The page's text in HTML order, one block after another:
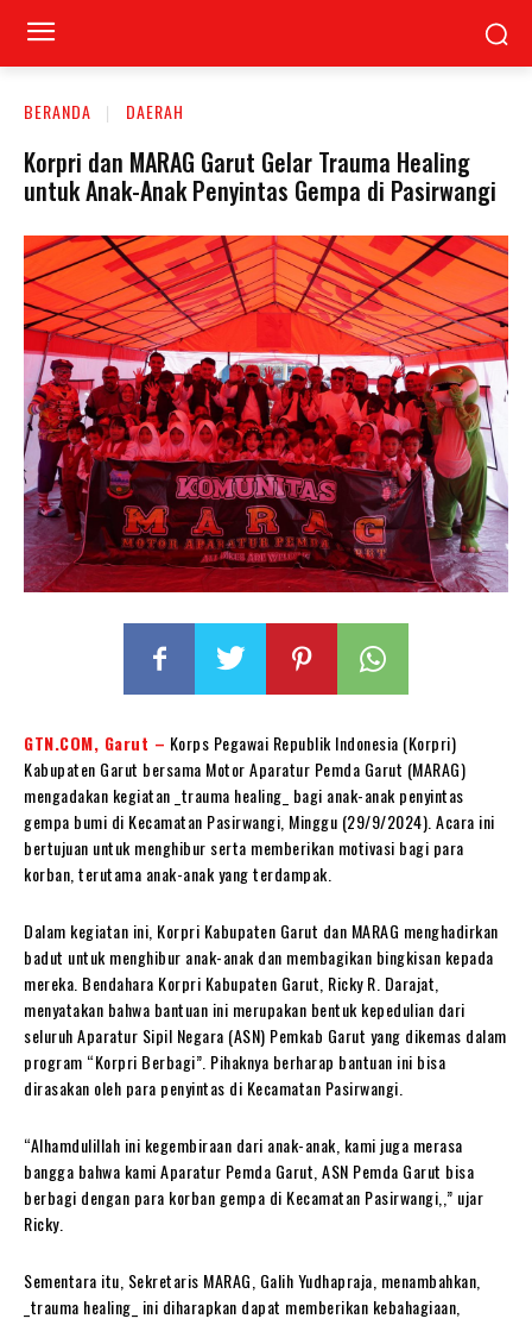
BERANDA DAERAH
Korpri dan MARAG Garut Gelar Trauma Healing
untuk Anak-Anak Penyintas Gempa di Pasirwangi
GTN.COM, Garut – Korps Pegawai Republik Indonesia (Korpri)
Kabupaten Garut bersama Motor Aparatur Pemda Garut (MARAG)
mengadakan kegiatan _trauma healing_ bagi anak-anak penyintas
gempa bumi di Kecamatan Pasirwangi, Minggu (29/9/2024). Acara ini
bertujuan untuk menghibur serta memberikan motivasi bagi para
korban, terutama anak-anak yang terdampak.
Dalam kegiatan ini, Korpri Kabupaten Garut dan MARAG menghadirkan
badut untuk menghibur anak-anak dan membagikan bingkisan kepada
mereka. Bendahara Korpri Kabupaten Garut, Ricky R. Darajat,
menyatakan bahwa bantuan ini merupakan bentuk kepedulian dari
seluruh Aparatur Sipil Negara (ASN) Pemkab Garut yang dikemas dalam
program “Korpri Berbagi”. Pihaknya berharap bantuan ini bisa
dirasakan oleh para penyintas di Kecamatan Pasirwangi.
“Alhamdulillah ini kegembiraan dari anak-anak, kami juga merasa
bangga bahwa kami Aparatur Pemda Garut, ASN Pemda Garut bisa
berbagi dengan para korban gempa di Kecamatan Pasirwangi,,” ujar
Ricky.
Sementara itu, Sekretaris MARAG, Galih Yudhapraja, menambahkan,
_trauma healing_ ini diharapkan dapat memberikan kebahagiaan,